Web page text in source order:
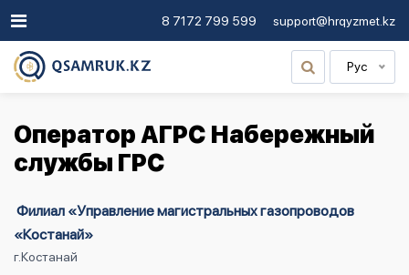
8 7172 799 599 support@hrqyzmet.kz
Рус
Оператор АГРС Набережный
службы ГРС
Филиал «Управление магистральных газопроводов
«Костанай»
г.Костанай